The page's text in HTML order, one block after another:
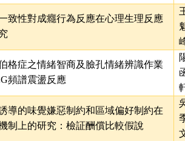
致性對成癮行為反應在心理生理反應
格症之情緒智商及臉孔情緒辨識作業
頻譜震盪反應
導的味覺嫌惡制約和區域偏好制約在
制上的研究：檢証酬償比較假說